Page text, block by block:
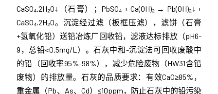
CaSO₄·2H₂O↓（石膏）；PbSO₄ + Ca(OH)₂ → Pb(OH)₂↓ +
CaSO₄·2H₂O。沉淀经过滤（板框压滤），滤饼（石膏
+氢氧化铅）送铅冶炼厂回收铅，滤液达标排放（pH6-
9，总铅<0.5mg/L）。石灰中和-沉淀法可回收废酸中
的铅（回收率95%-98%），减少危险废物（HW31含铅
废物）的排放量。石灰的品质要求：有效CaO≥85%，
重金属（Pb、As、Cd）≤10ppm，防止石灰中的铅污染